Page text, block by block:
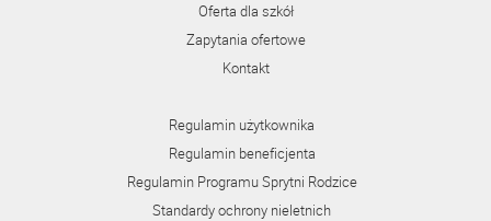
Oferta dla szkół
Zapytania ofertowe
Kontakt
Regulamin użytkownika
Regulamin beneficjenta
Regulamin Programu Sprytni Rodzice
Standardy ochrony nieletnich